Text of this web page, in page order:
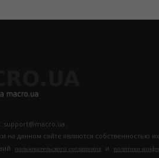
support@macro.ua.
на данном сайте являются собственностью
пользовательского соглашения и политики